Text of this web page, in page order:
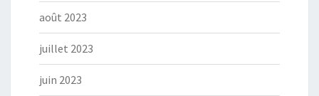
août 2023
juillet 2023
juin 2023